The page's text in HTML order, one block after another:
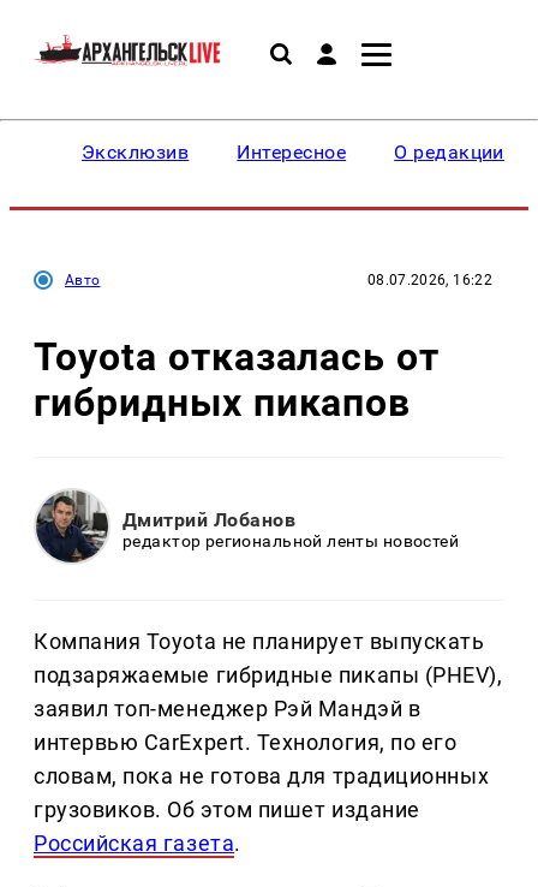
Эксклюзив Интересное О редакции
Авто 08.07.2026, 16:22
Toyota отказалась от
гибридных пикапов
Дмитрий Лобанов
редактор региональной ленты новостей
Компания Toyota не планирует выпускать
подзаряжаемые гибридные пикапы (PHEV),
заявил топ-менеджер Рэй Мандэй в
интервью CarExpert. Технология, по его
словам, пока не готова для традиционных
грузовиков. Об этом пишет издание
Российская газета.